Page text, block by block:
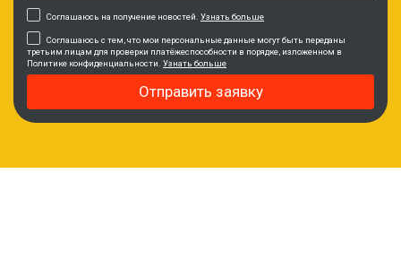
Соглашаюсь на получение новостей. Узнать больше
Соглашаюсь с тем, что мои персональные данные могут быть переданы
третьим лицам для проверки платёжеспособности в порядке, изложенном в
Политике конфиденциальности. Узнать больше
Отправить заявку